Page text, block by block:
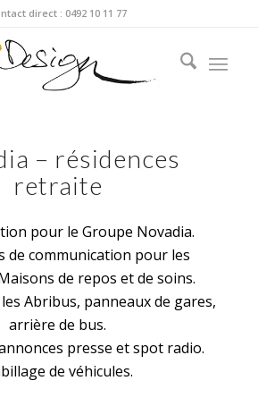
direct : 0492 10 11 77
– résidences
retraite
pour le Groupe Novadia.
de communication pour les
de repos et de soins.
Abribus, panneaux de gares,
arrière de bus.
presse et spot radio.
de véhicules.